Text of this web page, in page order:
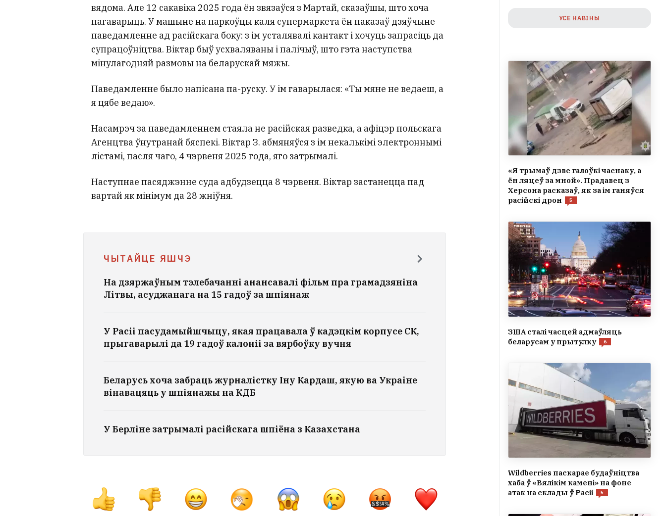
вядома. Але 12 сакавіка 2025 года ён звязаўся з Мартай, сказаўшы, што хоча
пагаварыць. У машыне на паркоўцы каля супермаркета ён паказаў дзяўчыне
паведамленне ад расійскага боку: з ім усталявалі кантакт і хочуць запрасіць да
супрацоўніцтва. Віктар быў усхваляваны і палічыў, што гэта наступства
мінулагодняй размовы на беларускай мяжы.
Паведамленне было напісана па-руску. У ім гаварылася: «Ты мяне не ведаеш, а
я цябе ведаю».
Насамрэч за паведамленнем стаяла не расійская разведка, а афіцэр польскага
Агенцтва ўнутранай бяспекі. Віктар З. абмяняўся з ім некалькімі электроннымі
лістамі, пасля чаго, 4 чэрвеня 2025 года, яго затрымалі.
Наступнае пасяджэнне суда адбудзецца 8 чэрвеня. Віктар застанецца пад
вартай як мінімум да 28 жніўня.
ЧЫТАЙЦЕ ЯШЧЭ
На дзяржаўным тэлебачанні анансавалі фільм пра грамадзяніна
Літвы, асуджанага на 15 гадоў за шпіянаж
У Расіі пасудамыйшчыцу, якая працавала ў кадэцкім корпусе СК,
прыгаварылі да 19 гадоў калоніі за вярбоўку вучня
Беларусь хоча забраць журналістку Іну Кардаш, якую ва Украіне
вінавацяць у шпіянажы на КДБ
У Берліне затрымалі расійскага шпіёна з Казахстана
УСЕ НАВІНЫ
«Я трымаў дзве галоўкі часнаку, а
ён ляцеў за мной». Прадавец з
Херсона расказаў, як за ім ганяўся
расійскі дрон
5
ЗША сталі часцей адмаўляць
беларусам у прытулку
6
Wildberries паскарае будаўніцтва
хаба ў «Вялікім камені» на фоне
атак на склады ў Расіі
5